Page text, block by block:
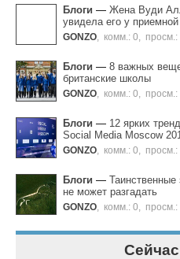
Блоги — Жена Вуди
увидела его у
GONZO комм.: 0 просм.:
Блоги — 8 важных
британские школы
GONZO комм.: 0 просм.:
Блоги — 12 ярких
Social Media Moscow
GONZO комм.: 0 просм.:
Блоги — Таинственные
не может разгадать
GONZO комм.: 0 просм.: